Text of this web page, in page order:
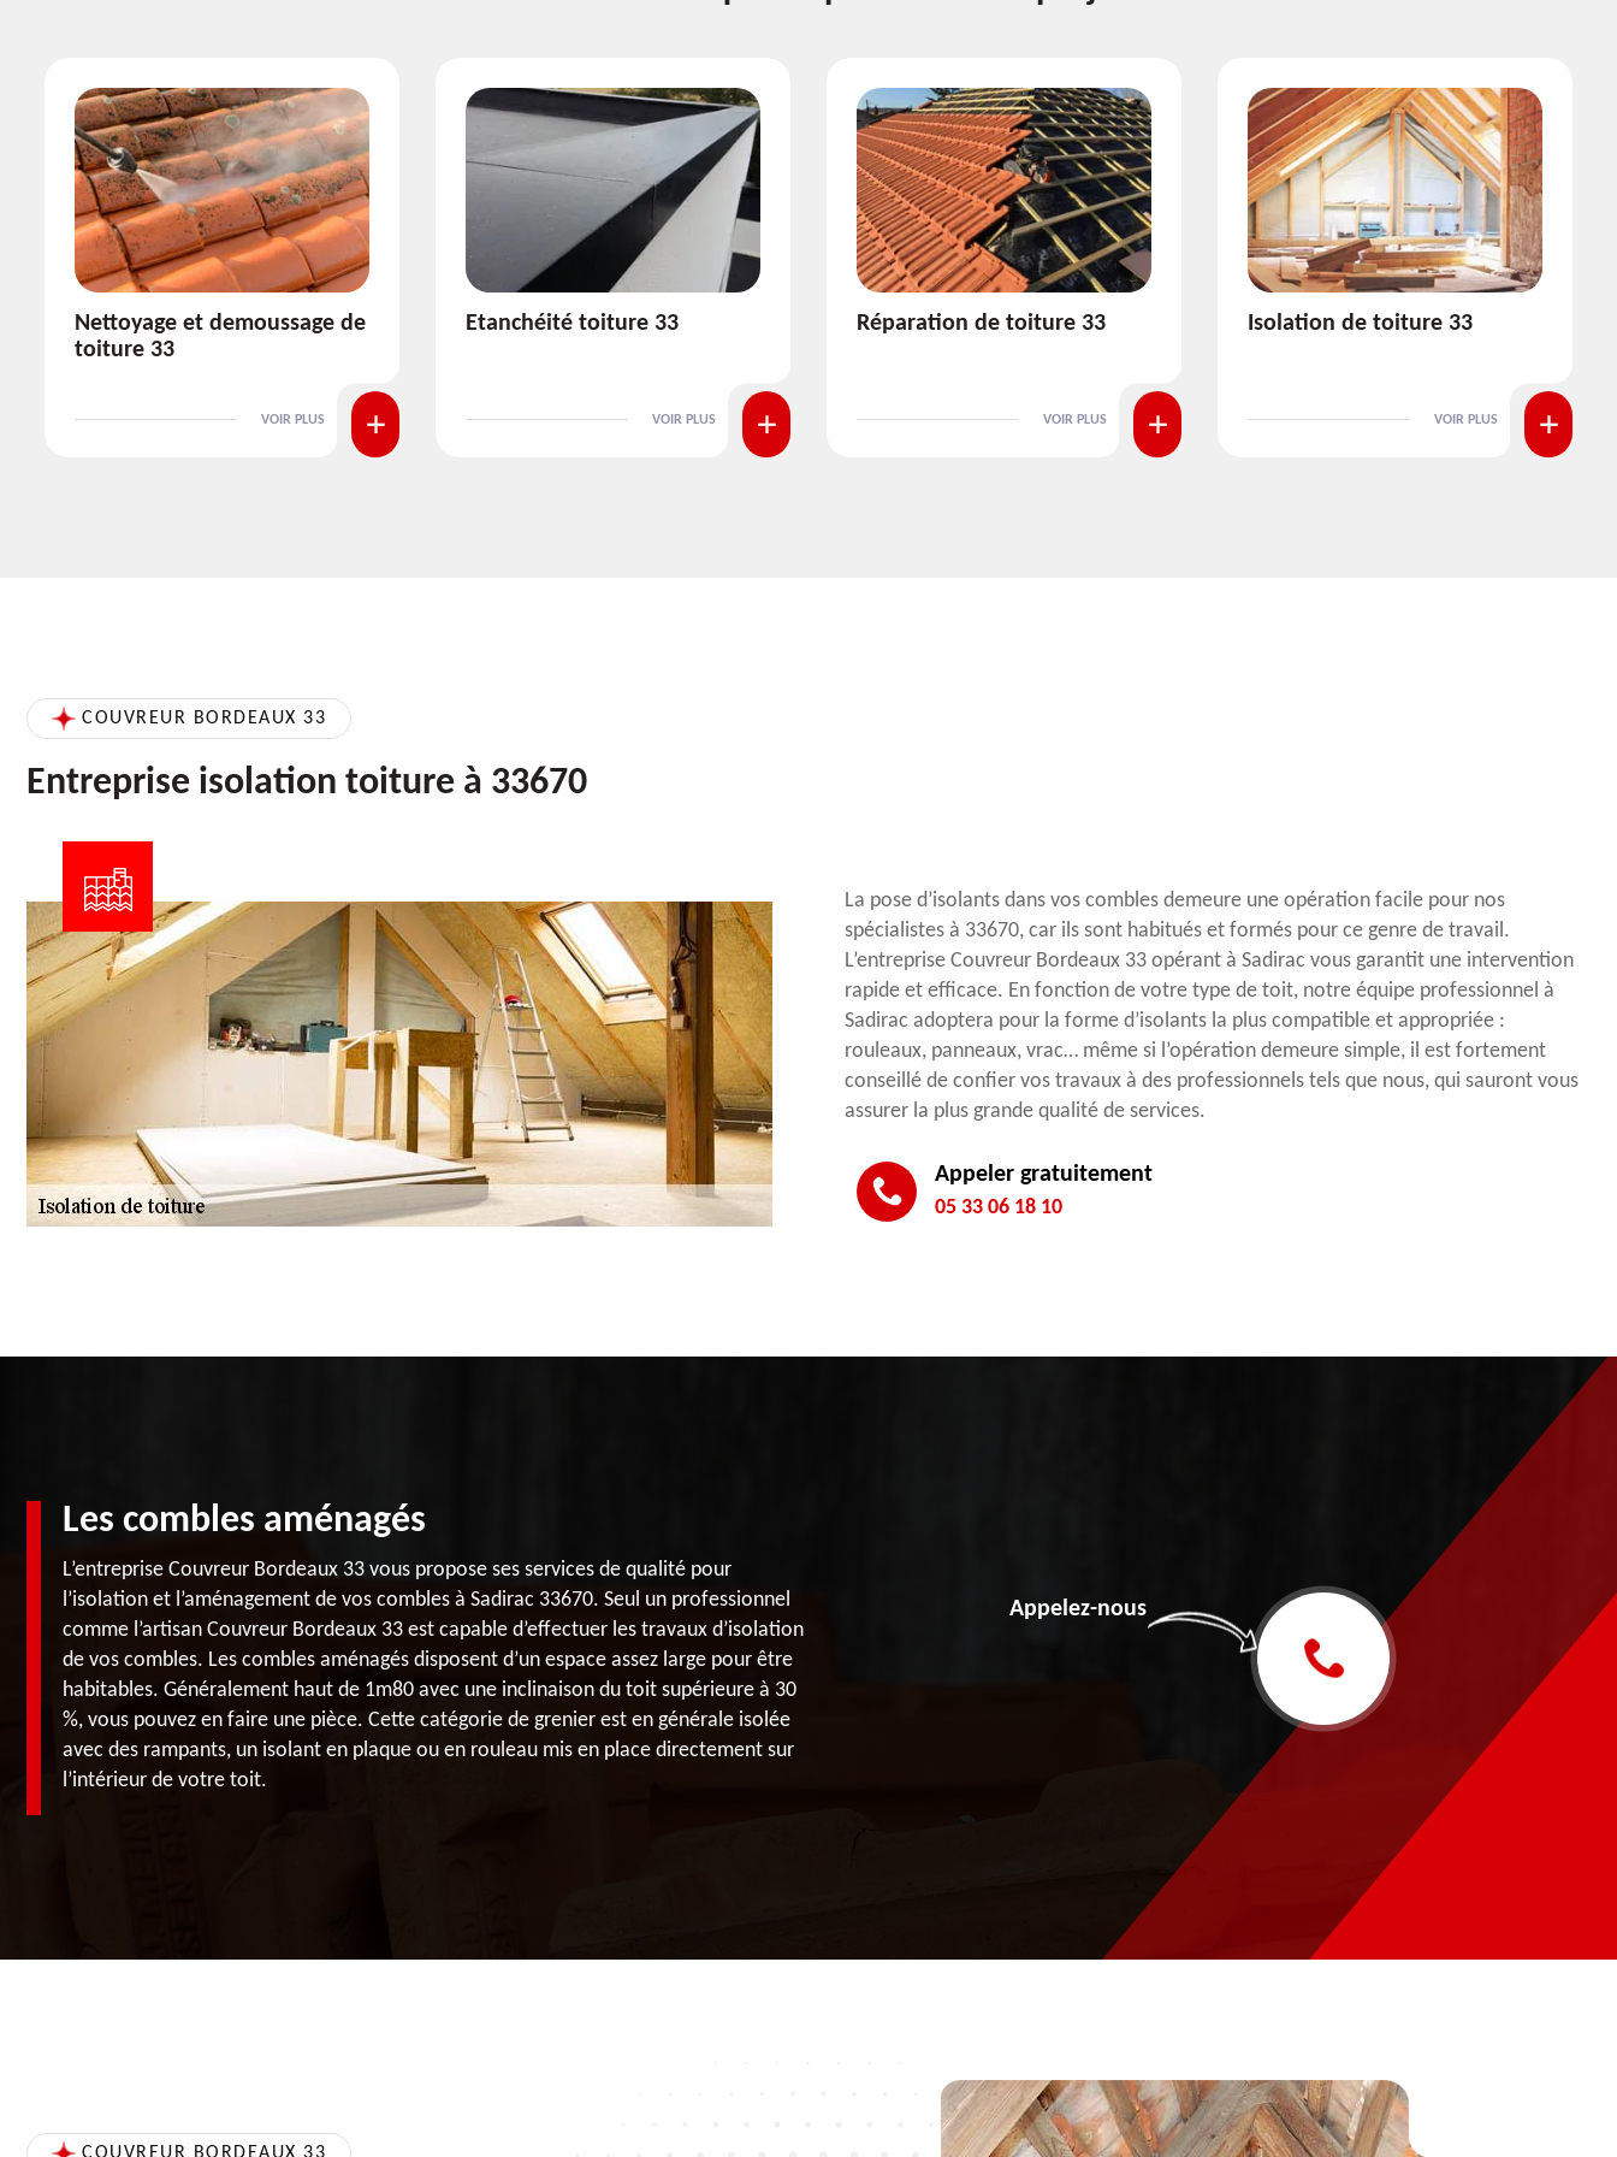
Etanchéité toiture 33
VOIR PLUS
Réparation de toiture 33
VOIR PLUS
Isolation de toiture 33
VOIR PLUS
Pose et nettoyage de
VOIR PLUS
COUVREUR BORDEAUX 33
Entreprise isolation toiture à 33670
La pose d’isolants dans vos combles demeure une opération facile pour nos
spécialistes à 33670, car ils sont habitués et formés pour ce genre de travail.
L’entreprise Couvreur Bordeaux 33 opérant à Sadirac vous garantit une intervention
rapide et efficace. En fonction de votre type de toit, notre équipe professionnel à
Sadirac adoptera pour la forme d’isolants la plus compatible et appropriée :
rouleaux, panneaux, vrac… même si l’opération demeure simple, il est fortement
conseillé de confier vos travaux à des professionnels tels que nous, qui sauront vous
assurer la plus grande qualité de services.
Appeler gratuitement
05 33 06 18 10
Les combles aménagés
L’entreprise Couvreur Bordeaux 33 vous propose ses services de qualité pour
l’isolation et l’aménagement de vos combles à Sadirac 33670. Seul un professionnel
comme l’artisan Couvreur Bordeaux 33 est capable d’effectuer les travaux d’isolation
de vos combles. Les combles aménagés disposent d’un espace assez large pour être
habitables. Généralement haut de 1m80 avec une inclinaison du toit supérieure à 30
%, vous pouvez en faire une pièce. Cette catégorie de grenier est en générale isolée
avec des rampants, un isolant en plaque ou en rouleau mis en place directement sur
l’intérieur de votre toit.
Appelez-nous